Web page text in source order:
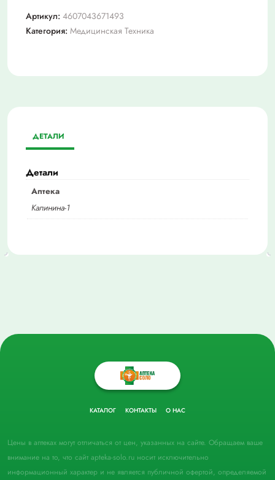
ручной
cs
cs-
Артикул: 4607043671493
Категория: Медицинская Техника
ДЕТАЛИ
Детали
Аптека
Калинина-1
КАТАЛОГ КОНТАКТЫ О НАС
Цены в аптеках могут отличаться от цен, указанных на сайте. Обращаем ваше
внимание на то, что сайт apteka-solo.ru носит исключительно
информационный характер и не является публичной офертой, определяемой